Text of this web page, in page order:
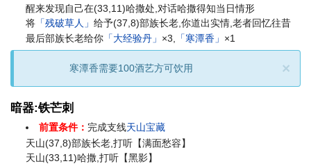
醒来发现自己在(33,11)哈撒处,对话哈撒得知当日情形
将 「残破草人」给予(37,8)部族长老,你道出实情,老者回忆往昔
最后部族长老给你 「大经验丹」 ×3, 「寒潭香」 ×1
寒潭香需要100酒艺方可饮用 ×
暗器:铁芒刺
前置条件： 完成支线天山宝藏
天山(37,8)部族长老,打听【满面愁容】
天山(33,11)哈撒,打听【黑影】